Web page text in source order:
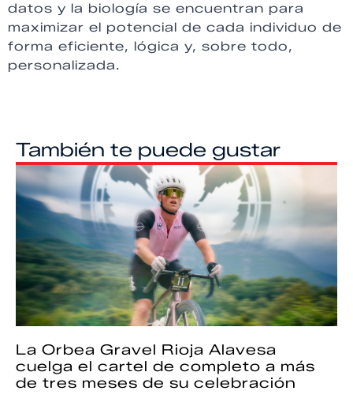
datos y la biología se encuentran para
maximizar el potencial de cada individuo de
forma eficiente, lógica y, sobre todo,
personalizada.
También te puede gustar
La Orbea Gravel Rioja Alavesa
cuelga el cartel de completo a más
de tres meses de su celebración